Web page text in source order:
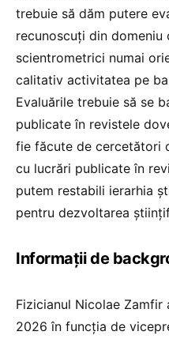
trebuie să dăm putere
recunoscuți din
scientrometrici numai
calitativ activitatea pe
Evaluările trebuie să se
publicate în revistele
fie făcute de cercetători
cu lucrări publicate în
putem restabili ierarhia
pentru dezvoltarea
Informații de
Fizicianul Nicolae
2026 în funcția de